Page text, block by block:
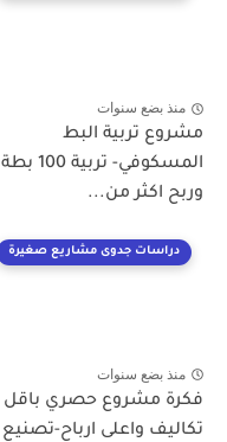
منذ بضع سنوات
مشروع تربية البط
المسكوفي- تربية 100 بطة
وربح اكثر من...
دراسات جدوى مشاريع صغيرة
منذ بضع سنوات
فكرة مشروع حصري باقل
تكاليف واعلى ارباح-تصنيع